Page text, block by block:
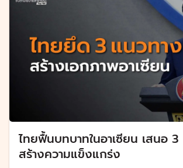
ไทยฟื้นบทบาทในอาเซียน เสนอ
สร้างความแข็งแกร่ง